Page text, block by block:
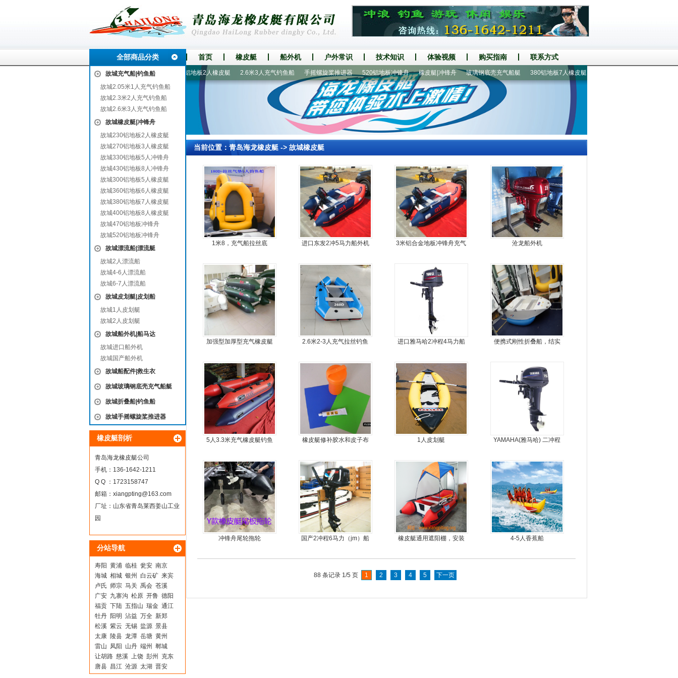
全部商品分类 首页 橡皮艇 船外机 户外常识 技术知识 体验视频 购买指南 联系方式
故城充气船|钓鱼船
故城2.05米1人充气钓鱼船
故城2.3米2人充气钓鱼船
故城2.6米3人充气钓鱼船
故城橡皮艇|冲锋舟
故城230铝地板2人橡皮艇
故城270铝地板3人橡皮艇
故城330铝地板5人冲锋舟
故城430铝地板8人冲锋舟
故城300铝地板5人橡皮艇
故城360铝地板6人橡皮艇
故城380铝地板7人橡皮艇
故城400铝地板8人橡皮艇
故城470铝地板冲锋舟
故城520铝地板冲锋舟
故城漂流船|漂流艇
故城2人漂流船
故城4-6人漂流船
故城6-7人漂流船
故城皮划艇|皮划船
故城1人皮划艇
故城2人皮划艇
故城船外机|船马达
故城进口船外机
故城国产船外机
故城船配件|救生衣
故城玻璃钢底壳充气船艇
故城折叠船|钓鱼船
故城手摇螺旋桨推进器
橡皮艇剖析
青岛海龙橡皮艇公司
手机：136-1642-1211
Q Q ：1723158747
邮箱： xiangpting@163.com
厂址：山东省青岛莱西姜山工业
园
分站导航
寿阳 黄浦 临桂 瓮安 南京
海城 相城 银州 白云矿 来宾
卢氏 师宗 马关 禹会 苍溪
广安 九寨沟 松原 开鲁 德阳
福贡 下陆 五指山 瑞金 通江
牡丹
阳明 沾益 万全 新郑
松溪 紫云 无锡 盐源 景县
太康 陵县 龙潭 岳塘 黄州
雷山 凤阳 山丹 端州 郸城
让胡路 慈溪 上饶 彭州
克东
唐县 昌江 沧源 太湖 晋安
360铝地板6人橡皮艇 230铝地板2人橡皮艇 2.6米3人充气钓鱼船 手摇螺旋桨推进器 520铝地板冲锋舟 橡皮艇|冲锋舟 玻璃钢底壳充气船艇 380铝地板7人橡皮艇 470铝地板冲锋舟
当前位置： 青岛海龙橡皮艇-> 故城橡皮艇
1米8，充气船拉丝底
进口东发2冲5马力船外机
3米铝合金地板冲锋舟充气
沧龙船外机
加强型加厚型充气橡皮艇
2.6米2-3人充气拉丝钓鱼
进口雅马哈2冲程4马力船
便携式刚性折叠船，结实
5人3.3米充气橡皮艇钓鱼
橡皮艇修补胶水和皮子布
1人皮划艇
YAMAHA(雅马哈) 二冲程
冲锋舟尾轮拖轮
国产2冲程6马力（jm）船
橡皮艇通用遮阳棚，安装
4-5人香蕉船
88 条记录 1/5 页 1 2 3 4 5 下一页